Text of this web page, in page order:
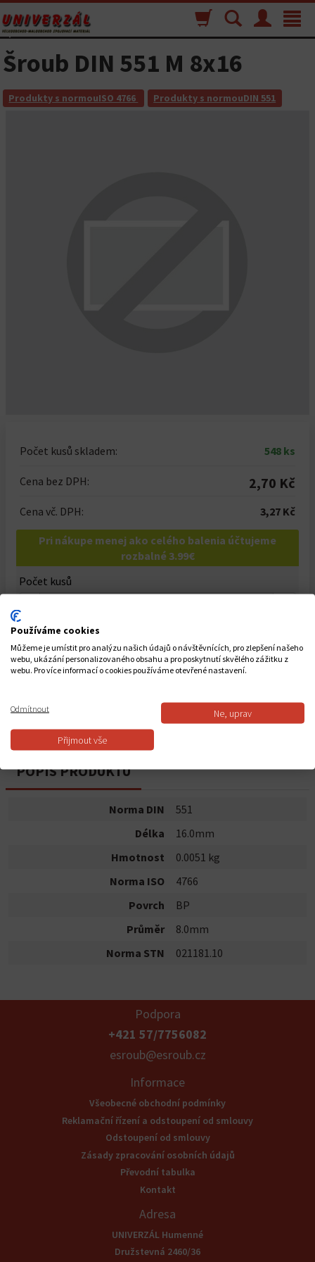
Toggle
Menu
Vyhľadávanie
Nákupný
košík
Šroub DIN 551 M 8x16
Produkty s normouISO 4766 Produkty s normouDIN 551
Počet kusů skladem: 548 ks
Cena bez DPH: 2,70 Kč
Cena vč. DPH: 3,27 Kč
Pri nákupe menej ako celého balenia účtujeme
rozbalné 3.99€
Počet kusů
Celkem za ks
3,27 Kč
Dostupnost:Skladem
POPIS PRODUKTU
Norma DIN
551
Délka
16.0mm
Hmotnost
0.0051 kg
Norma ISO
4766
Povrch
BP
Průměr
8.0mm
Norma STN
021181.10
Podpora
+421 57/7756082
esroub@esroub.cz
Informace
Všeobecné obchodní podmínky
Reklamační řízení a odstoupení od smlouvy
Odstoupení od smlouvy
Zásady zpracování osobních údajů
Převodní tabulka
Kontakt
Adresa
UNIVERZÁL Humenné
Družstevná 2460/36
Používáme cookies
Můžeme je umístit pro analýzu našich údajů o návštěvnících, pro zlepšení našeho
webu, ukázání personalizovaného obsahu a pro poskytnutí skvělého zážitku z
webu. Pro více informací o cookies používáme otevřené nastavení.
Odmítnout Ne, uprav
Přijmout vše